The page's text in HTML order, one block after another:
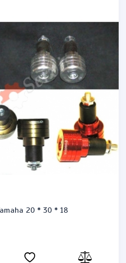
20 * 30 * 18